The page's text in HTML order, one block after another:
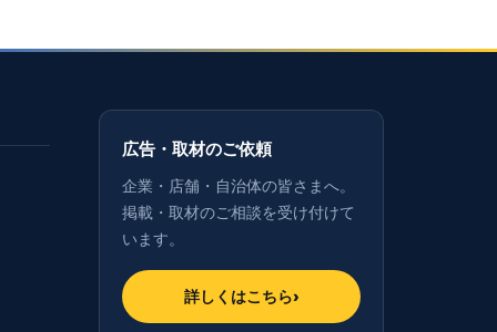
広告・取材のご依頼
企業・店舗・自治体の皆さまへ。
掲載・取材のご相談を受け付けて
います。
詳しくはこちら›